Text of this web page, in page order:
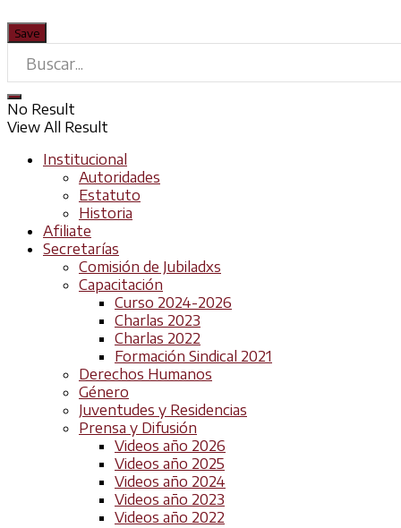
No Result
View All Result
Institucional
Autoridades
Estatuto
Historia
Afiliate
Secretarías
Comisión de Jubiladxs
Capacitación
Curso 2024-2026
Charlas 2023
Charlas 2022
Formación Sindical 2021
Derechos Humanos
Género
Juventudes y Residencias
Prensa y Difusión
Videos año 2026
Videos año 2025
Videos año 2024
Videos año 2023
Videos año 2022